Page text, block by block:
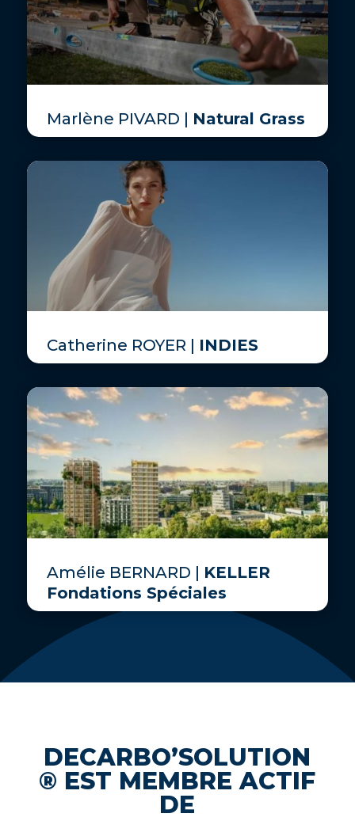
Marlène PIVARD | Natural Grass
Catherine ROYER | INDIES
Amélie BERNARD | KELLER
Fondations Spéciales
DECARBO’SOLUTION
® EST MEMBRE ACTIF
DE